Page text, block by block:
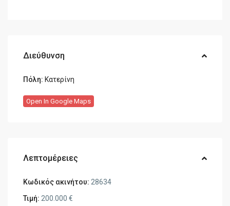
Διεύθυνση
Πόλη: Κατερίνη
Open In Google Maps
Λεπτομέρειες
Κωδικός ακινήτου: 28634
Τιμή: 200.000 €